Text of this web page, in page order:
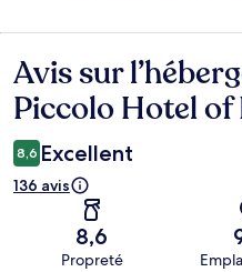
Avis
Avis sur
Piccolo Hotel
8,6 Excellent
136 avis
8,6
Propreté